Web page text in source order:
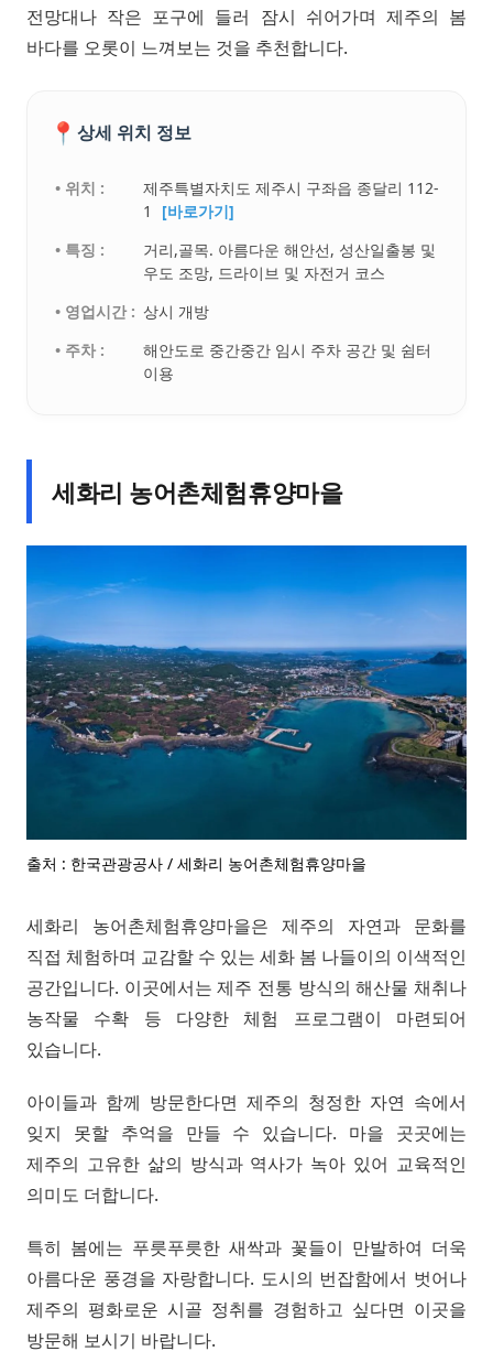
전망대나 작은 포구에 들러 잠시 쉬어가며 제주의 봄
바다를 오롯이 느껴보는 것을 추천합니다.
📍 상세 위치 정보
• 위치 :
제주특별자치도 제주시 구좌읍 종달리 112-
1
[바로가기]
• 특징 :
거리,골목. 아름다운 해안선, 성산일출봉 및
우도 조망, 드라이브 및 자전거 코스
• 영업시간 : 상시 개방
• 주차 :
해안도로 중간중간 임시 주차 공간 및 쉼터
이용
세화리 농어촌체험휴양마을
출처 : 한국관광공사 / 세화리 농어촌체험휴양마을
세화리 농어촌체험휴양마을은 제주의 자연과 문화를
직접 체험하며 교감할 수 있는 세화 봄 나들이의 이색적인
공간입니다. 이곳에서는 제주 전통 방식의 해산물 채취나
농작물 수확 등 다양한 체험 프로그램이 마련되어
있습니다.
아이들과 함께 방문한다면 제주의 청정한 자연 속에서
잊지 못할 추억을 만들 수 있습니다. 마을 곳곳에는
제주의 고유한 삶의 방식과 역사가 녹아 있어 교육적인
의미도 더합니다.
특히 봄에는 푸릇푸릇한 새싹과 꽃들이 만발하여 더욱
아름다운 풍경을 자랑합니다. 도시의 번잡함에서 벗어나
제주의 평화로운 시골 정취를 경험하고 싶다면 이곳을
방문해 보시기 바랍니다.